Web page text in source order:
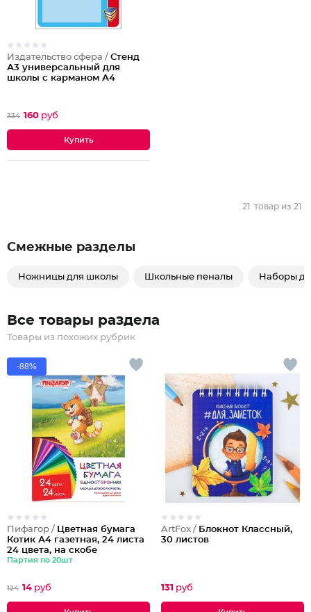
Издательство сфера / Стенд
А3 универсальный для
школы с карманом А4
334 160 руб
21 товар из 21
Смежные разделы
Ножницы для школы Школьные пеналы Наборы
Все товары раздела
Товары из похожих рубрик
-88%
Пифагор / Цветная бумага
Котик А4 газетная, 24 листа
24 цвета, на скобе
Партия по 20шт
124 14 руб
ArtFox / Блокнот Классный,
30 листов
131 руб